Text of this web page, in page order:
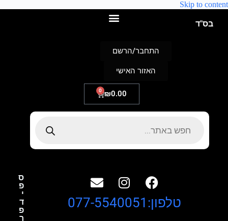
Skip to content
בס"ד
₪0.00
0
התחבר/הרשם
האזור האישי
ס
פ
י
ד
פ
ר
טלפון:077-5540051